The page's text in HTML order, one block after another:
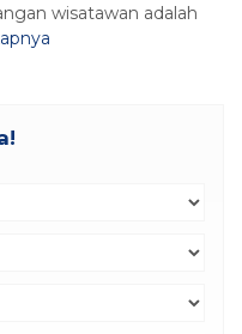
wisatawan adalah